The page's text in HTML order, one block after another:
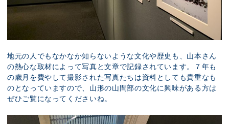
地元の人でもなかなか知らないような文化や歴史も、山本さん
の熱心な取材によって写真と文章で記録されています。７年も
の歳月を費やして撮影された写真たちは資料としても貴重なも
のとなっていますので、山形の山間部の文化に興味がある方は
ぜひご覧になってくださいね。